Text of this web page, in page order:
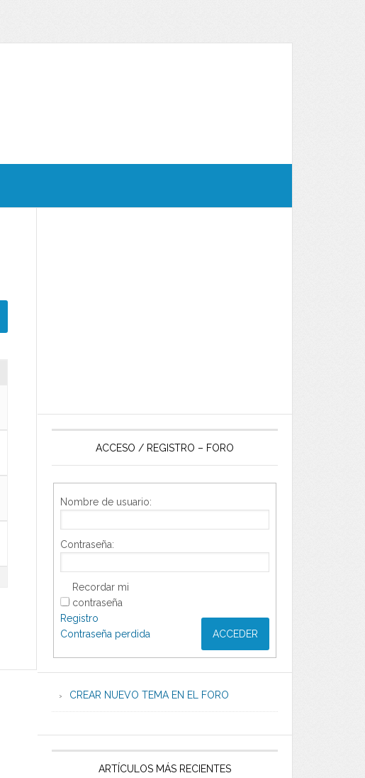
ACCESO / REGISTRO – FORO
Nombre de usuario:
Contraseña:
Recordar mi
contraseña
ACCEDER
Registro
Contraseña perdida
CREAR NUEVO TEMA EN EL FORO
ARTÍCULOS MÁS RECIENTES